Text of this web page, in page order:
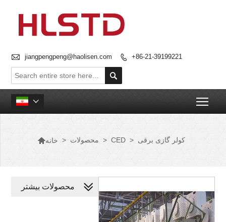
 jiangpengpeng@haolisen.com  +86-21-39199221


خانه > محصولات > CED > کولر گازی برقی
محصولات بیشتر